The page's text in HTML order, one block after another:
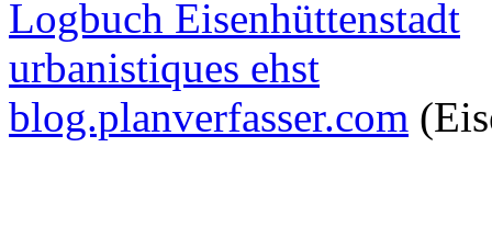
Logbuch Eisenhüttenstadt
urbanistiques ehst
blog.planverfasser.com